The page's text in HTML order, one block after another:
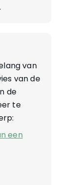
van
van de
de
te
een